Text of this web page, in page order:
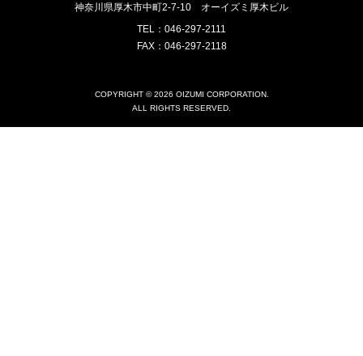
神奈川県厚木市中町2-7-10 オーイズミ厚木ビル
TEL：046-297-2111
FAX：046-297-2118
COPYRIGHT © 2026 OIZUMI CORPORATION.
ALL RIGHTS RESERVED.